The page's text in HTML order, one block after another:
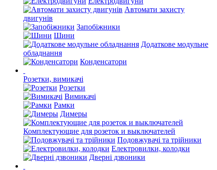
Автомати захисту
двигунів
Запобіжники
Шини
Додаткове модульне
обладнання
Конденсатори
Розетки, вимикачі
Розетки
Вимикачі
Рамки
Димеры
Комплектующие для розеток и выключателей
Подовжувачі та трійники
Електровилки, колодки
Дверні дзвоники